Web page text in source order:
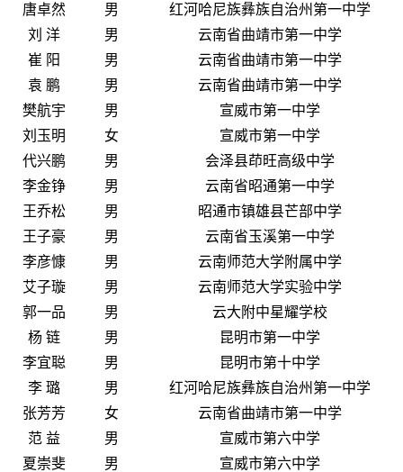
唐卓然
男
红河哈尼族彝族自治州第一中学
刘 洋
男
云南省曲靖市第一中学
崔 阳
男
云南省曲靖市第一中学
袁 鹏
男
云南省曲靖市第一中学
樊航宇
男
宣威市第一中学
刘玉明
女
宣威市第一中学
代兴鹏
男
会泽县茚旺高级中学
李金铮
男
云南省昭通第一中学
王乔松
男
昭通市镇雄县芒部中学
王子豪
男
云南省玉溪第一中学
李彦慷
男
云南师范大学附属中学
艾子璇
男
云南师范大学实验中学
郭一品
男
云大附中星耀学校
杨 链
男
昆明市第一中学
李宜聪
男
昆明市第十中学
李 璐
男
红河哈尼族彝族自治州第一中学
张芳芳
女
云南省曲靖市第一中学
范 益
男
宣威市第六中学
夏崇斐
男
宣威市第六中学